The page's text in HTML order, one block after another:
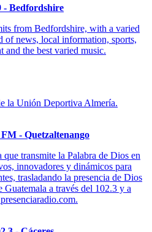
- Bedfordshire
from Bedfordshire, with a varied
of news, local information, sports,
and the best varied music.
la Unión Deportiva Almería.
- Quetzaltenango
que transmite la Palabra de Dios en
innovadores y dinámicos para
trasladando la presencia de Dios
Guatemala a través del 102.3 y a